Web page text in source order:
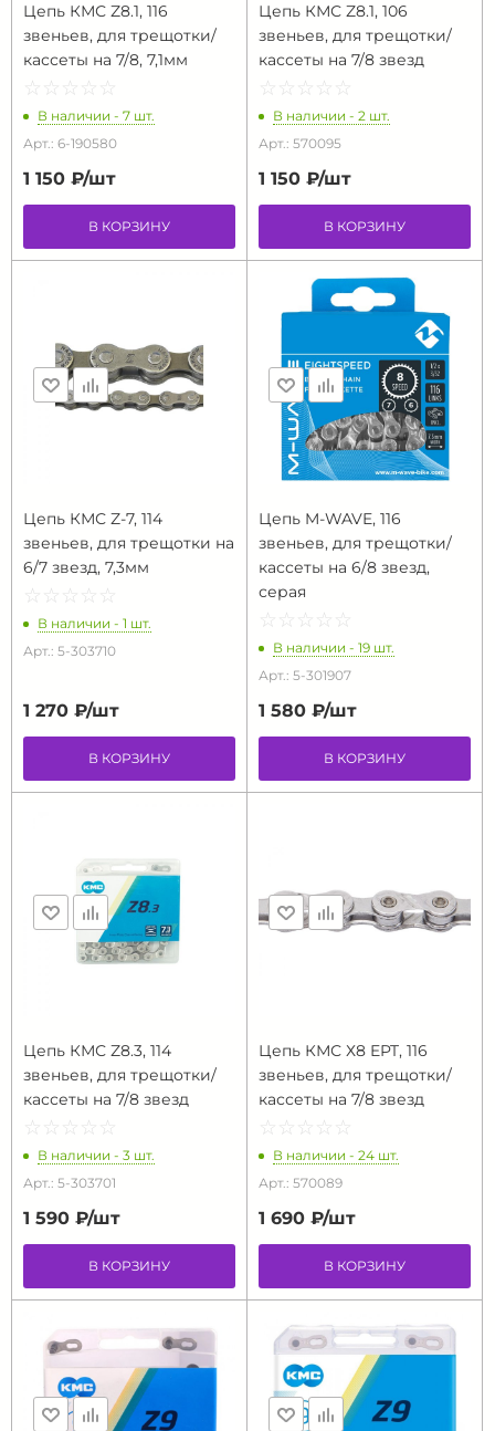
Цепь КМС Z8.1, 116
звеньев, для трещотки/
кассеты на 7/8, 7,1мм
☆ ☆ ☆ ☆ ☆
★ ★ ★ ★ ★
В наличии - 7 шт.
Арт.: 6-190580
1 150 ₽/шт
В КОРЗИНУ
Цепь КМС Z8.1, 106
звеньев, для трещотки/
кассеты на 7/8 звезд
☆ ☆ ☆ ☆ ☆
★ ★ ★ ★ ★
В наличии - 2 шт.
Арт.: 570095
1 150 ₽/шт
В КОРЗИНУ
Цепь КМС Z-7, 114
звеньев, для трещотки на
6/7 звезд, 7,3мм
☆ ☆ ☆ ☆ ☆
★ ★ ★ ★ ★
В наличии - 1 шт.
Арт.: 5-303710
1 270 ₽/шт
В КОРЗИНУ
Цепь M-WAVE, 116
звеньев, для трещотки/
кассеты на 6/8 звезд,
серая
☆ ☆ ☆ ☆ ☆
★ ★ ★ ★ ★
В наличии - 19 шт.
Арт.: 5-301907
1 580 ₽/шт
В КОРЗИНУ
Цепь КМС Z8.3, 114
звеньев, для трещотки/
кассеты на 7/8 звезд
☆ ☆ ☆ ☆ ☆
★ ★ ★ ★ ★
В наличии - 3 шт.
Арт.: 5-303701
1 590 ₽/шт
В КОРЗИНУ
Цепь КМС Х8 EPT, 116
звеньев, для трещотки/
кассеты на 7/8 звезд
☆ ☆ ☆ ☆ ☆
★ ★ ★ ★ ★
В наличии - 24 шт.
Арт.: 570089
1 690 ₽/шт
В КОРЗИНУ